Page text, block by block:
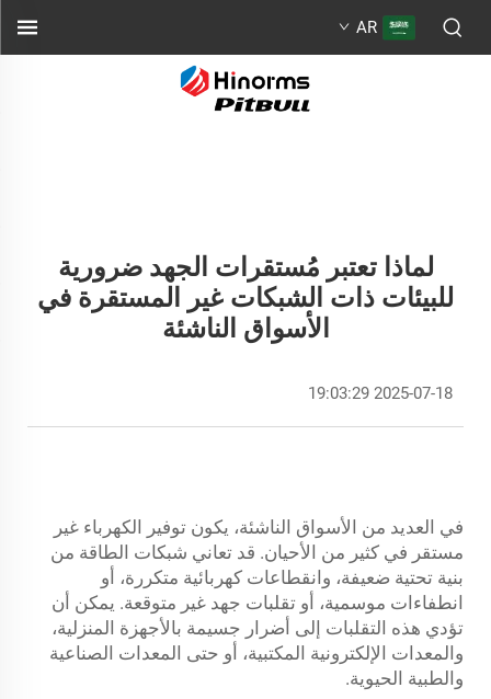
AR
لماذا تعتبر مُستقرات الجهد ضرورية
للبيئات ذات الشبكات غير المستقرة في
الأسواق الناشئة
2025-07-18 19:03:29
في العديد من الأسواق الناشئة، يكون توفير الكهرباء غير
مستقر في كثير من الأحيان. قد تعاني شبكات الطاقة من
بنية تحتية ضعيفة، وانقطاعات كهربائية متكررة، أو
انطفاءات موسمية، أو تقلبات جهد غير متوقعة. يمكن أن
تؤدي هذه التقلبات إلى أضرار جسيمة بالأجهزة المنزلية،
والمعدات الإلكترونية المكتبية، أو حتى المعدات الصناعية
والطبية الحيوية.